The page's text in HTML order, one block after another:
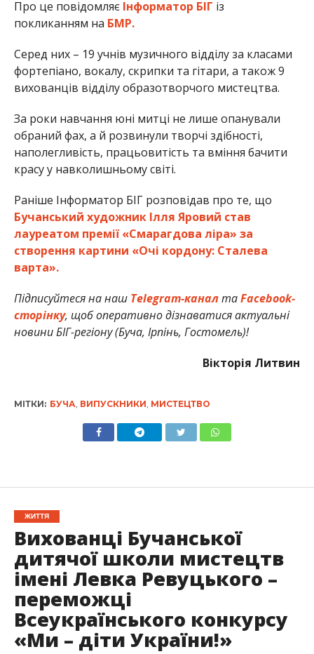
Про це повідомляє Інформатор БІГ із
покликанням на БМР.
Серед них – 19 учнів музичного відділу за класами
фортепіано, вокалу, скрипки та гітари, а також 9
вихованців відділу образотворчого мистецтва.
За роки навчання юні митці не лише опанували
обраний фах, а й розвинули творчі здібності,
наполегливість, працьовитість та вміння бачити
красу у навколишньому світі.
Раніше Інформатор БІГ розповідав про те, що
Бучанський художник Ілля Яровий став
лауреатом премії «Смарагдова ліра» за
створення картини «Очі кордону: Сталева
варта».
Підписуйтеся на наш Telegram-каналтаFacebook-
сторінку, щоб оперативно дізнаватися актуальні
новини БІГ-регіону (Буча, Ірпінь, Гостомель)!
Вікторія Литвин
МІТКИ: БУЧА, ВИПУСКНИКИ, МИСТЕЦТВО
ЖИТТЯ
Вихованці Бучанської
дитячої школи мистецтв
імені Левка Ревуцького –
переможці
Всеукраїнського конкурсу
«Ми – діти України!»